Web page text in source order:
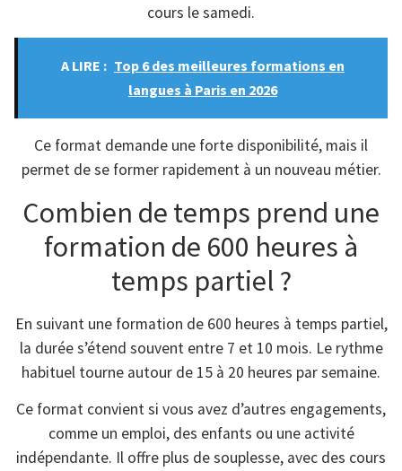
cours le samedi.
A LIRE : Top 6 des meilleures formations en
langues à Paris en 2026
Ce format demande une forte disponibilité, mais il
permet de se former rapidement à un nouveau métier.
Combien de temps prend une
formation de 600 heures à
temps partiel ?
En suivant une formation de 600 heures à temps partiel,
la durée s’étend souvent entre 7 et 10 mois. Le rythme
habituel tourne autour de 15 à 20 heures par semaine.
Ce format convient si vous avez d’autres engagements,
comme un emploi, des enfants ou une activité
indépendante. Il offre plus de souplesse, avec des cours